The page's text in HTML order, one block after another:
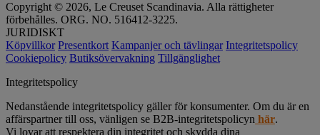
Copyright © 2026, Le Creuset Scandinavia. Alla rättigheter
förbehålles. ORG. NO. 516412-3225.
JURIDISKT
Köpvillkor Presentkort Kampanjer och tävlingar Integritetspolicy
Cookiepolicy Butiksövervakning Tillgänglighet
Integritetspolicy
Nedanstående integritetspolicy gäller för konsumenter. Om du är en
affärspartner till oss, vänligen se B2B-integritetspolicyn här.
Vi lovar att respektera din integritet och skydda dina